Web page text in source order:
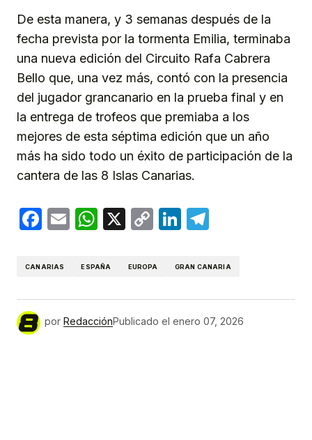
De esta manera, y 3 semanas después de la
fecha prevista por la tormenta Emilia, terminaba
una nueva edición del Circuito Rafa Cabrera
Bello que, una vez más, contó con la presencia
del jugador grancanario en la prueba final y en
la entrega de trofeos que premiaba a los
mejores de esta séptima edición que un año
más ha sido todo un éxito de participación de la
cantera de las 8 Islas Canarias.
Facebook
EmailWhatsApp
X
CopyLinkedIn
CANARIAS ESPAÑA EUROPA GRAN CANARIA
por RedacciónPublicado el enero 07, 2026